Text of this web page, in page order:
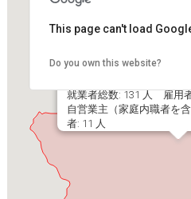
就業者総数: 131 人 雇用
自営業主（家庭内職者を
者: 11 人
This page can't load
Do you own this website?